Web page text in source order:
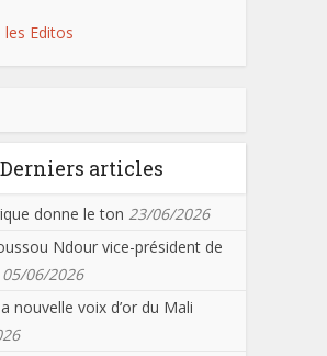
Editos
Derniers articles
donne le ton 23/06/2026
Ndour vice-président de
05/06/2026
nouvelle voix d’or du Mali